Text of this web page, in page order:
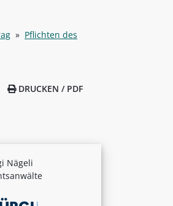
» Pflichten des
DRUCKEN / PDF
Nägeli